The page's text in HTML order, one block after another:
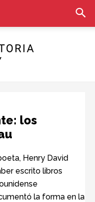
los
Henry David
escrito libros
la forma en la